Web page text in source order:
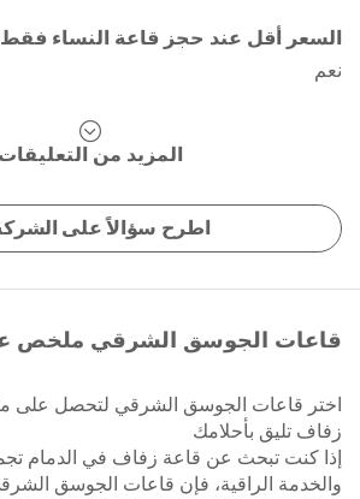
السعر أقل عند حجز قاعة النساء
نعم
المزيد من التعليقات
اطرح سؤالاً على
قاعات الجوسق الشرقي ملخص
اختر قاعات الجوسق الشرقي لتحصل على
زفاف تليق بأحلامك
إذا كنت تبحث عن قاعة زفاف في الدمام
والخدمة الراقية، فإن قاعات الجوسق